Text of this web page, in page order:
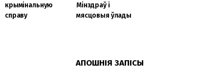
крымінальную
справу
Мінздраў і
мясцовыя ўлады
АПОШНІЯ ЗАПІСЫ